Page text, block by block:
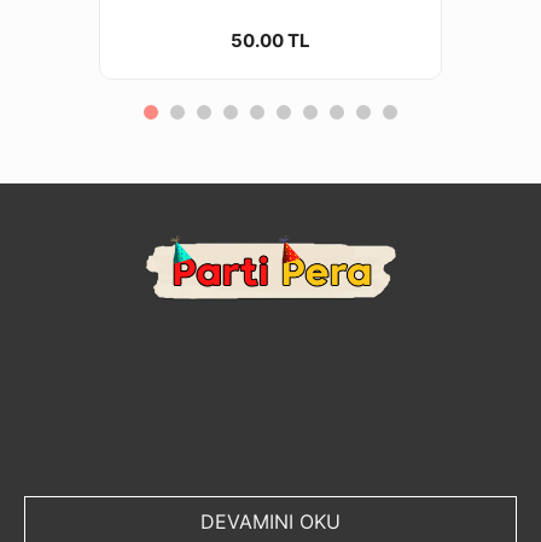
50.00 TL
DEVAMINI OKU